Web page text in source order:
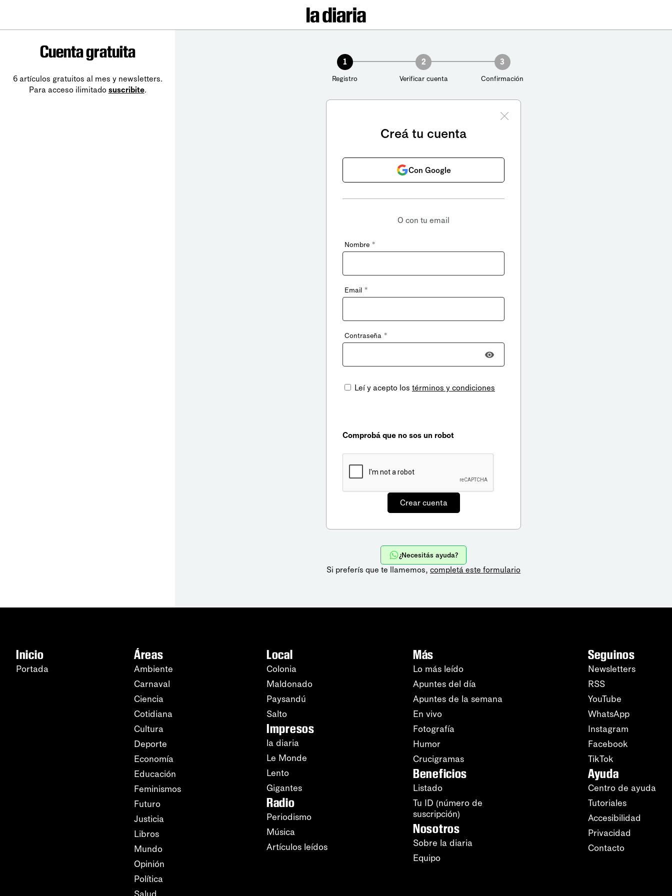
Cuenta gratuita
6 artículos gratuitos al mes y newsletters.
Para acceso ilimitado suscribite.
1
Registro
2
Verificar cuenta
3
Confirmación
Creá tu cuenta
Con Google
O con tu email
Nombre *
Email *
Contraseña *
Leí y acepto los términos y condiciones
Comprobá que no sos un robot
¿Necesitás ayuda?
Si preferís que te llamemos, completá este formulario
Inicio
Portada
Áreas
Ambiente
Carnaval
Ciencia
Cotidiana
Cultura
Deporte
Economía
Educación
Feminismos
Futuro
Justicia
Libros
Mundo
Opinión
Política
Local
Colonia
Maldonado
Paysandú
Salto
Impresos
la diaria
Le Monde
Lento
Gigantes
Radio
Periodismo
Música
Artículos leídos
Más
Lo más leído
Apuntes del día
Apuntes de la semana
En vivo
Fotografía
Humor
Crucigramas
Beneficios
Listado
Tu ID (número de
suscripción)
Nosotros
Sobre la diaria
Equipo
Seguinos
Newsletters
RSS
YouTube
WhatsApp
Instagram
Facebook
TikTok
Ayuda
Centro de ayuda
Tutoriales
Accesibilidad
Privacidad
Contacto